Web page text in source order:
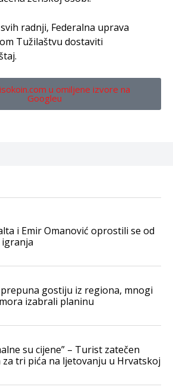
radnji, Federalna uprava
Tužilaštvu dostaviti
u omiljene izvore na
Googleu
i Emir Omanović oprostili se od
gostiju iz regiona, mnogi
izabrali planinu
su cijene” – Turist zatečen
tri pića na ljetovanju u Hrvatskoj